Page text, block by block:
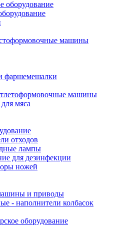
машины
фаршемешалки
машины
мяса
отходов
лампы
для дезинфекции
ножей
и приводы
- наполнители колбасок